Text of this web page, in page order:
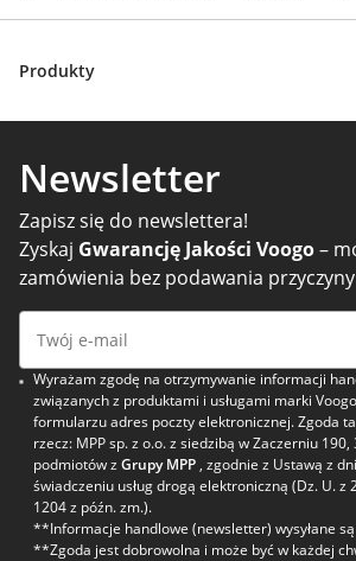
Produkty
Newsletter
Zapisz się do newslettera!
Zyskaj Gwarancję Jakości Voogo–
zamówienia bez podawania
Wyrażam zgodę na otrzymywanie informacji
związanych z produktami i usługami marki
formularzu adres poczty elektronicznej. Zgoda
rzecz: MPP sp. z o.o. z siedzibą w Zaczerniu
podmiotów z Grupy MPP , zgodnie z Ustawą z
świadczeniu usług drogą elektroniczną (Dz. U. z
1204 z późn. zm.).
**Informacje handlowe (newsletter) wysyłane
**Zgoda jest dobrowolna i może być w każdej